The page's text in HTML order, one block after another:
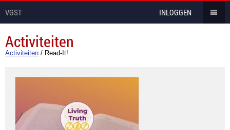
VGST INLOGGEN
Activiteiten
Activiteiten / Read-It!